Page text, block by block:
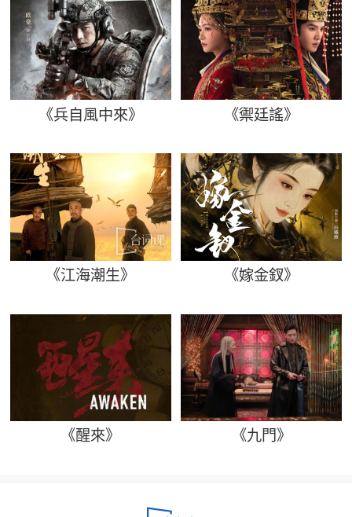
《兵自風中來》 《禦廷謠》
《江海潮生》 《嫁金釵》
《醒來》 《九門》